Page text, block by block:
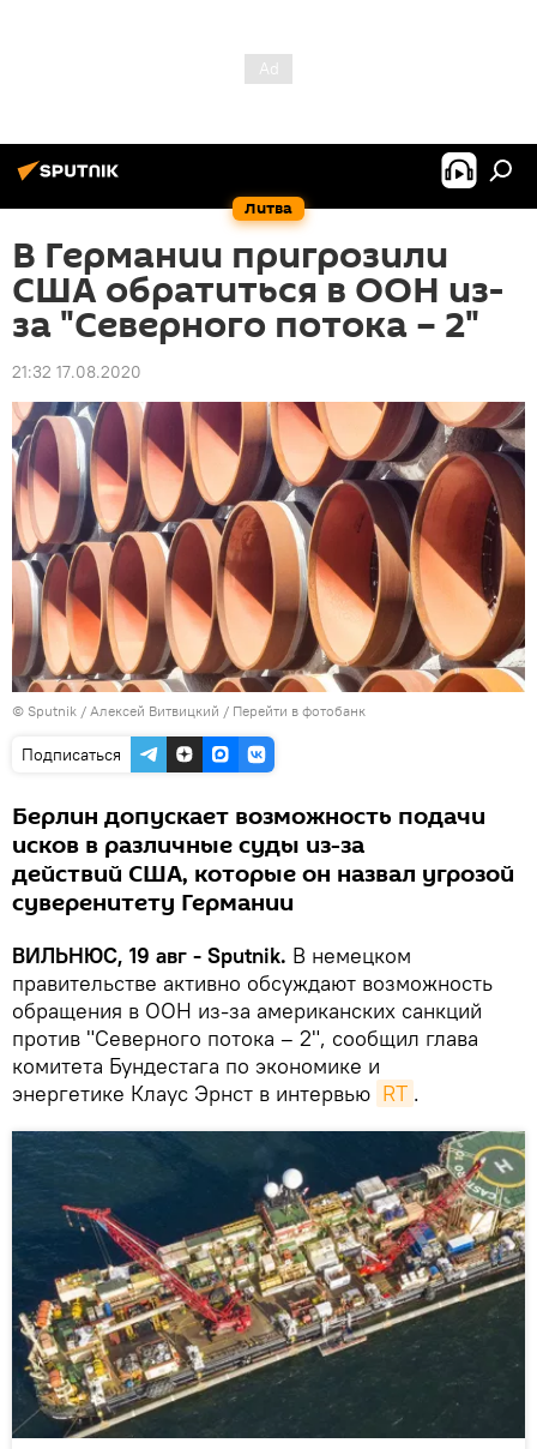
Литва
В Германии пригрозили
США обратиться в ООН из-
за "Северного потока – 2"
21:32 17.08.2020
© Sputnik / Алексей Витвицкий / Перейти в фотобанк
Подписаться
Берлин допускает возможность подачи
исков в различные суды из-за
действий США, которые он назвал угрозой
суверенитету Германии
ВИЛЬНЮС, 19 авг - Sputnik. В немецком
правительстве активно обсуждают возможность
обращения в ООН из-за американских санкций
против "Северного потока – 2", сообщил глава
комитета Бундестага по экономике и
энергетике Клаус Эрнст в интервью RT .